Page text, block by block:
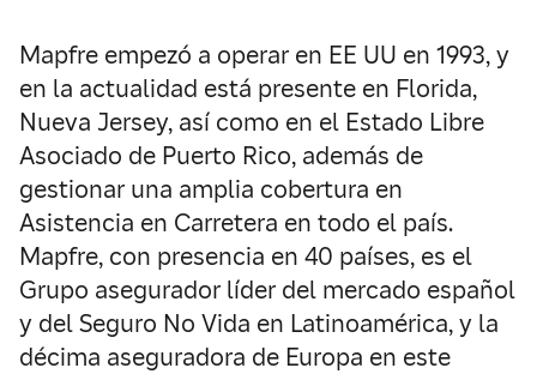
Mapfre empezó a operar en EE UU en 1993, y
en la actualidad está presente en Florida,
Nueva Jersey, así como en el Estado Libre
Asociado de Puerto Rico, además de
gestionar una amplia cobertura en
Asistencia en Carretera en todo el país.
Mapfre, con presencia en 40 países, es el
Grupo asegurador líder del mercado español
y del Seguro No Vida en Latinoamérica, y la
décima aseguradora de Europa en este